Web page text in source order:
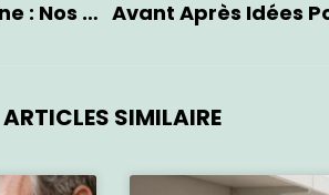
Aménagement Autour Piscine : Nos Conseils Et Solutions
ARTICLES SIMILAIRE